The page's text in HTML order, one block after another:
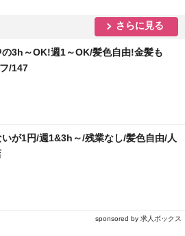
さらに見る
3h～OK!週1～OK/髪色自由!金髪も
/147
が1円/週1&3h～/残業なし/髪色自由/人
sponsored by 求人ボックス